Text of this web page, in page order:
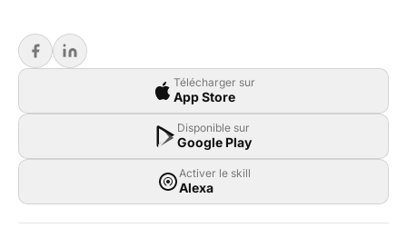
Télécharger sur
App Store
Disponible sur
Google Play
Activer le skill
Alexa